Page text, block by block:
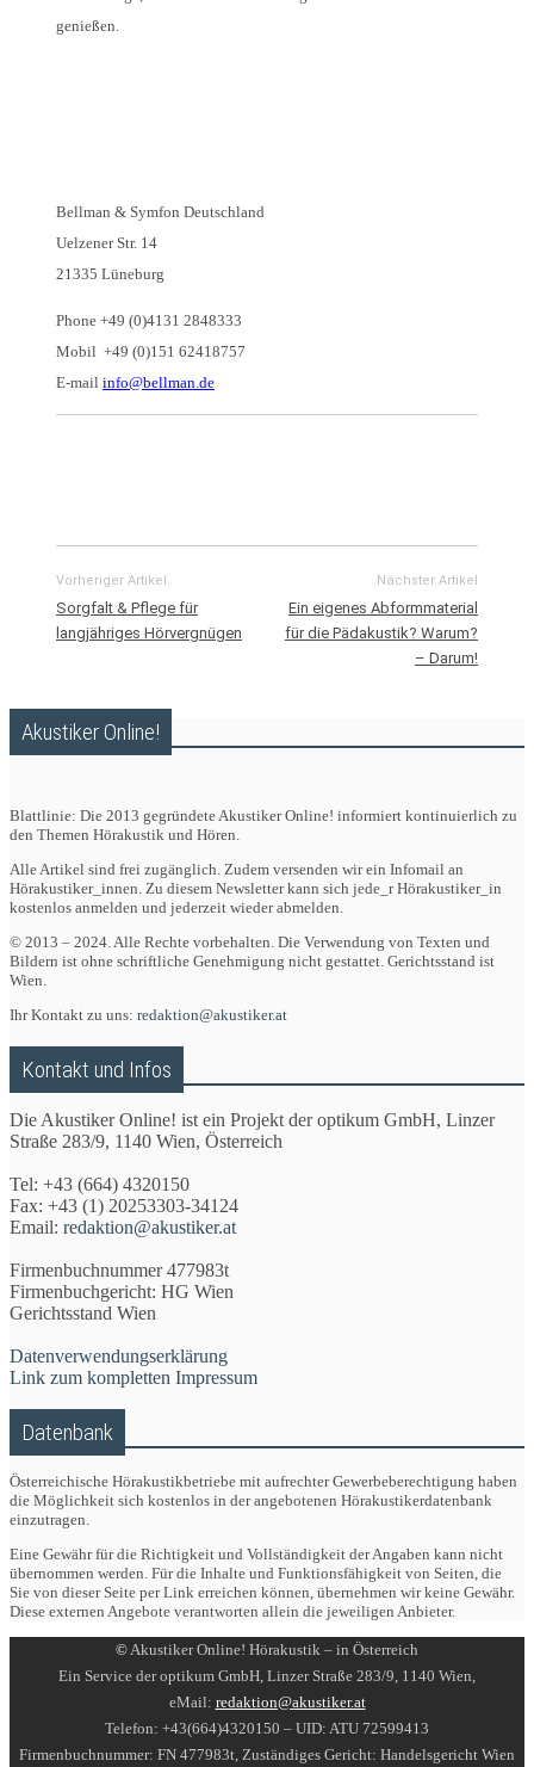
genießen.
Bellman & Symfon Deutschland
Uelzener Str. 14
21335 Lüneburg
Phone +49 (0)4131 2848333
Mobil +49 (0)151 62418757
E-mail info@bellman.de
Vorheriger Artikel
Sorgfalt & Pflege für
langjähriges Hörvergnügen
Nächster Artikel
Ein eigenes Abformmaterial
für die Pädakustik? Warum?
– Darum!
Akustiker Online!
Blattlinie: Die 2013 gegründete Akustiker Online! informiert kontinuierlich zu
den Themen Hörakustik und Hören.
Alle Artikel sind frei zugänglich. Zudem versenden wir ein Infomail an
Hörakustiker_innen. Zu diesem Newsletter kann sich jede_r Hörakustiker_in
kostenlos anmelden und jederzeit wieder abmelden.
© 2013 – 2024. Alle Rechte vorbehalten. Die Verwendung von Texten und
Bildern ist ohne schriftliche Genehmigung nicht gestattet. Gerichtsstand ist
Wien.
Ihr Kontakt zu uns: redaktion@akustiker.at
Kontakt und Infos
Die Akustiker Online! ist ein Projekt der optikum GmbH, Linzer
Straße 283/9, 1140 Wien, Österreich
Tel: +43 (664) 4320150
Fax: +43 (1) 20253303-34124
Email: redaktion@akustiker.at
Firmenbuchnummer 477983t
Firmenbuchgericht: HG Wien
Gerichtsstand Wien
Datenverwendungserklärung
Link zum kompletten Impressum
Datenbank
Österreichische Hörakustikbetriebe mit aufrechter Gewerbeberechtigung haben
die Möglichkeit sich kostenlos in der angebotenen Hörakustikerdatenbank
einzutragen.
Eine Gewähr für die Richtigkeit und Vollständigkeit der Angaben kann nicht
übernommen werden. Für die Inhalte und Funktionsfähigkeit von Seiten, die
Sie von dieser Seite per Link erreichen können, übernehmen wir keine Gewähr.
Diese externen Angebote verantworten allein die jeweiligen Anbieter.
© Akustiker Online! Hörakustik – in Österreich
Ein Service der optikum GmbH, Linzer Straße 283/9, 1140 Wien,
eMail: redaktion@akustiker.at
Telefon: +43(664)4320150 – UID: ATU 72599413
Firmenbuchnummer: FN 477983t, Zuständiges Gericht: Handelsgericht Wien